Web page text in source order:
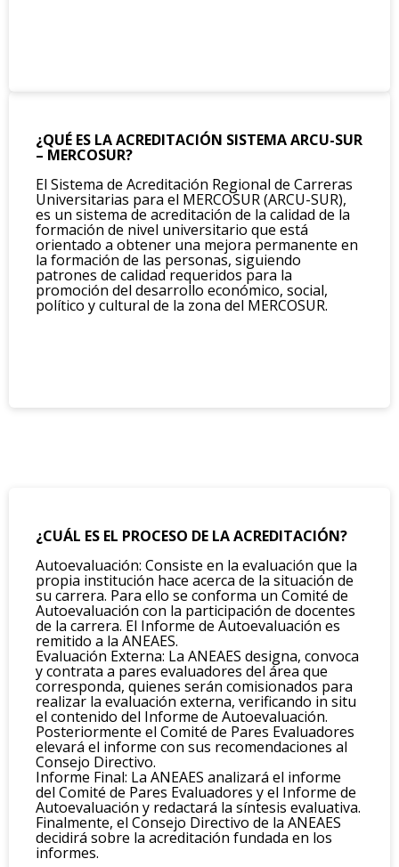
¿QUÉ ES LA ACREDITACIÓN SISTEMA ARCU-SUR
– MERCOSUR?
El Sistema de Acreditación Regional de Carreras
Universitarias para el MERCOSUR (ARCU-SUR),
es un sistema de acreditación de la calidad de la
formación de nivel universitario que está
orientado a obtener una mejora permanente en
la formación de las personas, siguiendo
patrones de calidad requeridos para la
promoción del desarrollo económico, social,
político y cultural de la zona del MERCOSUR.
¿CUÁL ES EL PROCESO DE LA ACREDITACIÓN?
Autoevaluación: Consiste en la evaluación que la
propia institución hace acerca de la situación de
su carrera. Para ello se conforma un Comité de
Autoevaluación con la participación de docentes
de la carrera. El Informe de Autoevaluación es
remitido a la ANEAES.
Evaluación Externa: La ANEAES designa, convoca
y contrata a pares evaluadores del área que
corresponda, quienes serán comisionados para
realizar la evaluación externa, verificando in situ
el contenido del Informe de Autoevaluación.
Posteriormente el Comité de Pares Evaluadores
elevará el informe con sus recomendaciones al
Consejo Directivo.
Informe Final: La ANEAES analizará el informe
del Comité de Pares Evaluadores y el Informe de
Autoevaluación y redactará la síntesis evaluativa.
Finalmente, el Consejo Directivo de la ANEAES
decidirá sobre la acreditación fundada en los
informes.